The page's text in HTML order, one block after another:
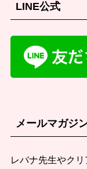
LINE公式
メールマガジ
レバナ先生やク